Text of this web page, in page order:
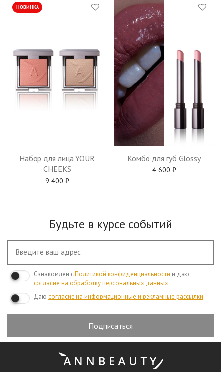
НОВИНКА
Набор для лица YOUR
CHEEKS
9 400 ₽
Комбо для губ Glossy
4 600 ₽
Будьте в курсе событий
Ознакомлен сПолитикой конфиденциальности и даю
согласие на обработку персональных данных
Даю согласие на информационные и рекламные рассылки
Подписаться